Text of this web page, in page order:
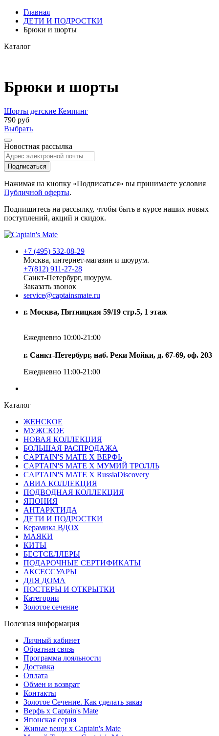
Главная
ДЕТИ И ПОДРОСТКИ
Брюки и шорты
Каталог
Брюки и шорты
Шорты детские Кемпинг
790 руб
Выбрать
Новостная рассылка
Подписаться
Нажимая на кнопку «Подписаться» вы принимаете условия
Публичной оферты.
Подпишитесь на рассылку, чтобы быть в курсе наших новых
поступлений, акций и скидок.
+7 (495) 532-08-29
Москва, интернет-магазин и шоурум.
+7(812) 911-27-28
Санкт-Петербург, шоурум.
Заказать звонок
service@captainsmate.ru
г. Москва, Пятницкая 59/19 стр.5, 1 этаж
Ежедневно 10:00-21:00
г. Санкт-Петербург, наб. Реки Мойки, д. 67-69, оф. 203
Ежедневно 11:00-21:00
Каталог
ЖЕНСКОЕ
МУЖСКОЕ
НОВАЯ КОЛЛЕКЦИЯ
БОЛЬШАЯ РАСПРОДАЖА
CAPTAIN'S MATE X ВЕРФЬ
CAPTAIN'S MATE Х МУМИЙ ТРОЛЛЬ
CAPTAIN'S MATE X RussiaDiscovery
АВИА КОЛЛЕКЦИЯ
ПОДВОДНАЯ КОЛЛЕКЦИЯ
ЯПОНИЯ
АНТАРКТИДА
ДЕТИ И ПОДРОСТКИ
Керамика ВДОХ
МАЯКИ
КИТЫ
БЕСТСЕЛЛЕРЫ
ПОДАРОЧНЫЕ СЕРТИФИКАТЫ
АКСЕССУАРЫ
ДЛЯ ДОМА
ПОСТЕРЫ И ОТКРЫТКИ
Категории
Золотое сечение
Полезная информация
Личный кабинет
Обратная связь
Программа лояльности
Доставка
Оплата
Обмен и возврат
Контакты
Золотое Сечение. Как сделать заказ
Верфь х Captain's Mate
Японская серия
Живые вещи х Captain's Mate